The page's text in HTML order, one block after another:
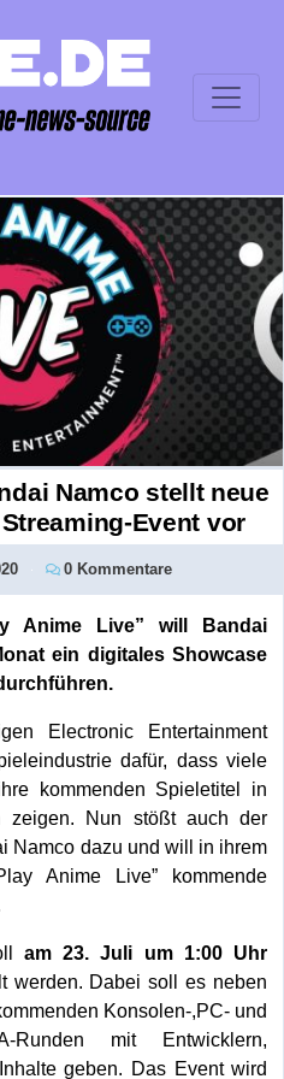
Namco stellt neue
Event vor
0 Kommentare
Anime Live” will Bandai
ein digitales Showcase
Electronic Entertainment
dafür, dass viele
kommenden Spieletitel in
zeigen. Nun stößt auch der
Namco dazu und will in ihrem
Anime Live” kommende
am 23. Juli um 1:00 Uhr
werden. Dabei soll es neben
Konsolen-,PC- und
Runden mit Entwicklern,
geben. Das Event wird